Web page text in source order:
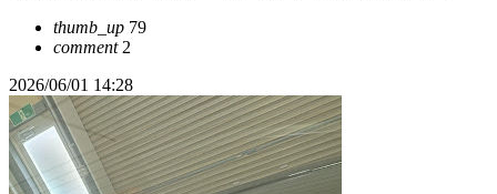
thumb_up 79
comment2
2026/06/01 14:28